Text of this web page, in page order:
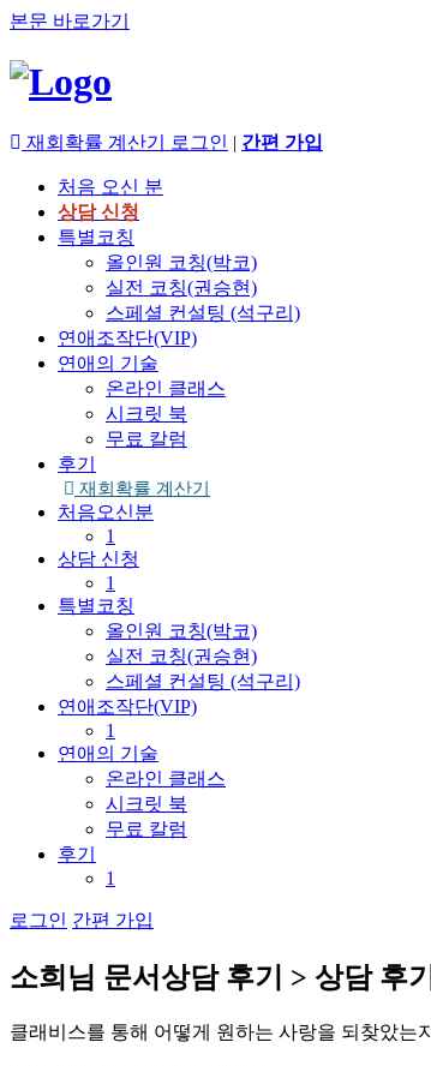
본문 바로가기
재회확률 계산기 로그인 | 간편 가입
처음 오신 분
상담 신청
특별코칭
올인원 코칭(박코)
실전 코칭(권승현)
스페셜 컨설팅 (석구리)
연애조작단(VIP)
연애의 기술
온라인 클래스
시크릿 북
무료 칼럼
후기
재회확률 계산기
처음오신분
1
상담 신청
1
특별코칭
올인원 코칭(박코)
실전 코칭(권승현)
스페셜 컨설팅 (석구리)
연애조작단(VIP)
1
연애의 기술
온라인 클래스
시크릿 북
무료 칼럼
후기
1
로그인 간편 가입
소희 님 문서상담 후기 > 상담 후기
클래 비 스를 통해 어 떻게 원하는 사랑을 되 찾았는지